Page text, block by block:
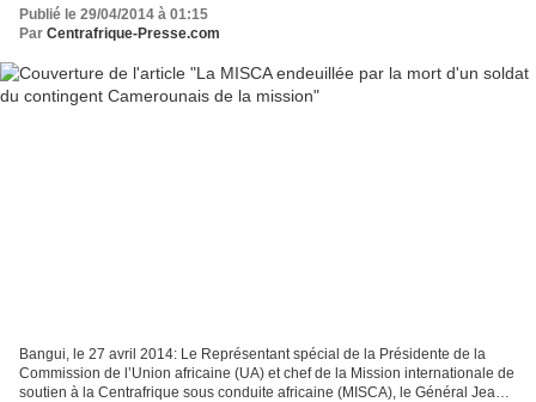
Publié le 29/04/2014 à 01:15
Par Centrafrique-Presse.com
Bangui, le 27 avril 2014: Le Représentant spécial de la Présidente de la
Commission de l’Union africaine (UA) et chef de la Mission internationale de
soutien à la Centrafrique sous conduite africaine (MISCA), le Général Jean-